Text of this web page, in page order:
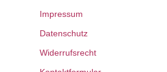
Impressum
Datenschutz
Widerrufsrecht